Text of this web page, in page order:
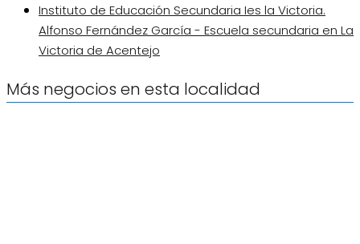
Instituto de Educación Secundaria Ies la Victoria.
Alfonso Fernández García - Escuela secundaria en La
Victoria de Acentejo
Más negocios en esta localidad